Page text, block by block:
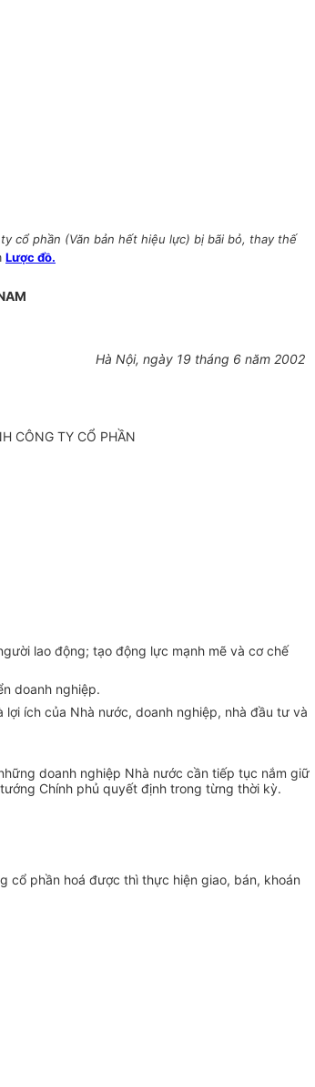
cổ phần (Văn bản hết hiệu lực) bị bãi bỏ, thay thế
Lược đồ.
Hà Nội, ngày 19 tháng 6 năm 2002
CÔNG TY CỔ PHẦN
lao động; tạo động lực mạnh mẽ và cơ chế
doanh nghiệp.
ích của Nhà nước, doanh nghiệp, nhà đầu tư và
doanh nghiệp Nhà nước cần tiếp tục nắm giữ
Chính phủ quyết định trong từng thời kỳ.
cổ phần hoá được thì thực hiện giao, bán, khoán